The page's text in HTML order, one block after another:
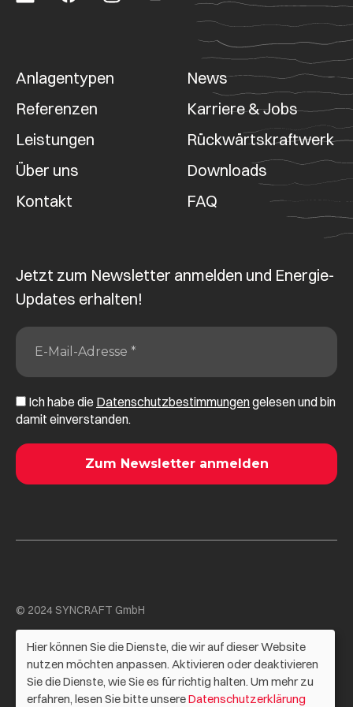
Anlagentypen
Referenzen
Leistungen
Über uns
Kontakt
News
Karriere & Jobs
Rückwärtskraftwerk
Downloads
FAQ
Jetzt zum Newsletter anmelden und Energie-
Updates erhalten!
Ich habe die Datenschutzbestimmungengelesen und bin
damit einverstanden.
© 2024 SYNCRAFT GmbH
AGB
Impressum
Datenschutz
Hier können Sie die Dienste, die wir auf dieser Website
nutzen möchten anpassen. Aktivieren oder deaktivieren
Sie die Dienste, wie Sie es für richtig halten. Um mehr zu
erfahren, lesen Sie bitte unsereDatenschutzerklärung